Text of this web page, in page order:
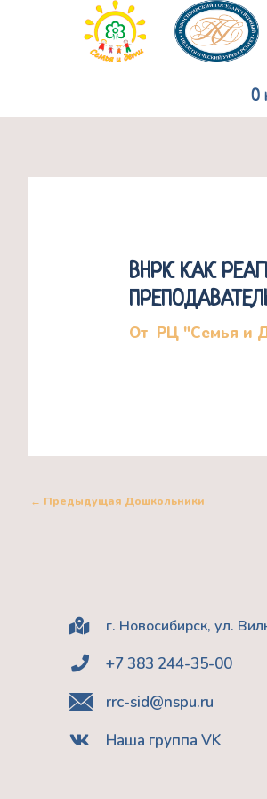
содержимому
О
ВНРК КАК
От РЦ "Семья и
← Предыдущая Дошкольники
г. Новосибирск, ул.
+7 383 244-35-00
rrc-sid@nspu.ru
Наша группа VK